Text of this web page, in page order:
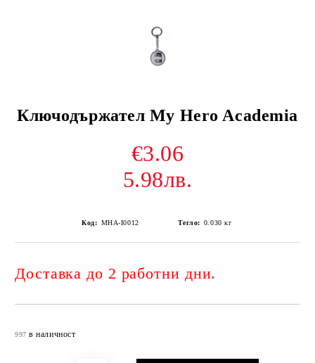
Ключодържател My Hero Academia
€3.06
5.98лв.
Код: MHA-I0012 Тегло: 0.030 кг
Доставка до 2 работни дни.
997 в наличност